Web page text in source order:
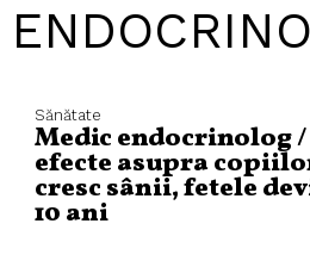
Sănătate
Medic endocrinolog /
efecte asupra
cresc sânii, fetele
10 ani